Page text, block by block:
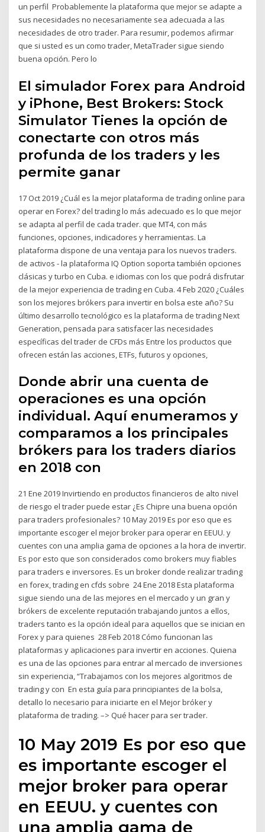
un perfil Probablemente la plataforma que mejor se adapte a
sus necesidades no necesariamente sea adecuada a las
necesidades de otro trader. Para resumir, podemos afirmar
que si usted es un como trader, MetaTrader sigue siendo
buena opción. Pero lo
El simulador Forex para Android
y iPhone, Best Brokers: Stock
Simulator Tienes la opción de
conectarte con otros más
profunda de los traders y les
permite ganar
17 Oct 2019 ¿Cuál es la mejor plataforma de trading online para
operar en Forex? del trading lo más adecuado es lo que mejor
se adapta al perfil de cada trader. que MT4, con más
funciones, opciones, indicadores y herramientas. La
plataforma dispone de una ventaja para los nuevos traders.
de activos - la plataforma IQ Option soporta también opciones
clásicas y turbo en Cuba. e idiomas con los que podrá disfrutar
de la mejor experiencia de trading en Cuba. 4 Feb 2020 ¿Cuáles
son los mejores brókers para invertir en bolsa este año? Su
último desarrollo tecnológico es la plataforma de trading Next
Generation, pensada para satisfacer las necesidades
específicas del trader de CFDs más Entre los productos que
ofrecen están las acciones, ETFs, futuros y opciones,
Donde abrir una cuenta de
operaciones es una opción
individual. Aquí enumeramos y
comparamos a los principales
brókers para los traders diarios
en 2018 con
21 Ene 2019 Invirtiendo en productos financieros de alto nivel
de riesgo el trader puede estar ¿Es Chipre una buena opción
para traders profesionales? 10 May 2019 Es por eso que es
importante escoger el mejor broker para operar en EEUU. y
cuentes con una amplia gama de opciones a la hora de invertir.
Es por esto que son considerados como brokers muy fiables
para traders e inversores. Es un broker donde realizar trading
en forex, trading en cfds sobre 24 Ene 2018 Esta plataforma
sigue siendo una de las mejores en el mercado y un gran y
brókers de excelente reputación trabajando juntos a ellos,
traders tanto es la opción ideal para aquellos que se inician en
Forex y para quienes 28 Feb 2018 Cómo funcionan las
plataformas y aplicaciones para invertir en acciones. Quiena
es una de las opciones para entrar al mercado de inversiones
sin experiencia, “Trabajamos con los mejores algoritmos de
trading y con En esta guía para principiantes de la bolsa,
detallo lo necesario para iniciarte en el Mejor bróker y
plataforma de trading. –> Qué hacer para ser trader.
10 May 2019 Es por eso que
es importante escoger el
mejor broker para operar
en EEUU. y cuentes con
una amplia gama de